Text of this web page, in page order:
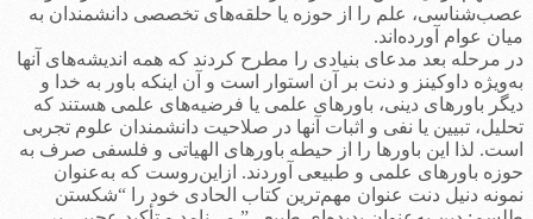
عصب‌شناسی، علم را از حوزه یا حلقه‌های تخصصی دانشمندان به
میان عوام آورده‌اند.
در مرحله بعد مدعای بنیادی را مطرح کردند که همه اندیشه‌های آنها
به‌ویژه داوکینز و دنت بر آن استوار است و آن اینکه باور به خدا و
دیگر باورهای دینی، باورهای علمی یا فرضیه‌های علمی هستند که
تحلیل، تبیین یا نفی و اثبات آنها در صلاحیت دانشمندان علوم تجربی
است. لذا این باورها را از حیطه باورهای الهیاتی و فلسفی صرف به
حوزه باورهای علمی و طبیعی آوردند. ازاین‌روست که به‌عنوان
نمونه دنیل دنت عنوان مهم‌ترین کتاب الحادی خود را “شکستن